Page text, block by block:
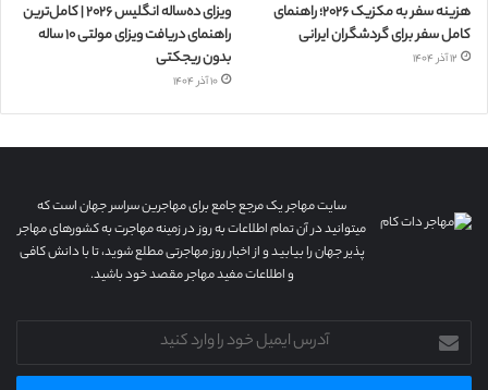
هزینه سفر به مکزیک ۲۰۲۶؛ راهنمای
کامل سفر برای گردشگران ایرانی
۱۲ آذر ۱۴۰۴
ویزای ده‌ساله انگلیس ۲۰۲۶ | کامل‌ترین
راهنمای دریافت ویزای مولتی ۱۰ ساله
بدون ریجکتی
۱۰ آذر ۱۴۰۴
سایت مهاجر یک مرجع جامع برای مهاجرین سراسر جهان است که
میتوانید در آن تمام اطلاعات به روز در زمینه مهاجرت به کشورهای مهاجر
پذیر جهان را بیابید و از اخبار روز مهاجرتی مطلع شوید، تا با دانش کافی
و اطلاعات مفید مهاجر مقصد خود باشید.
آدرس
ایمیل
خود